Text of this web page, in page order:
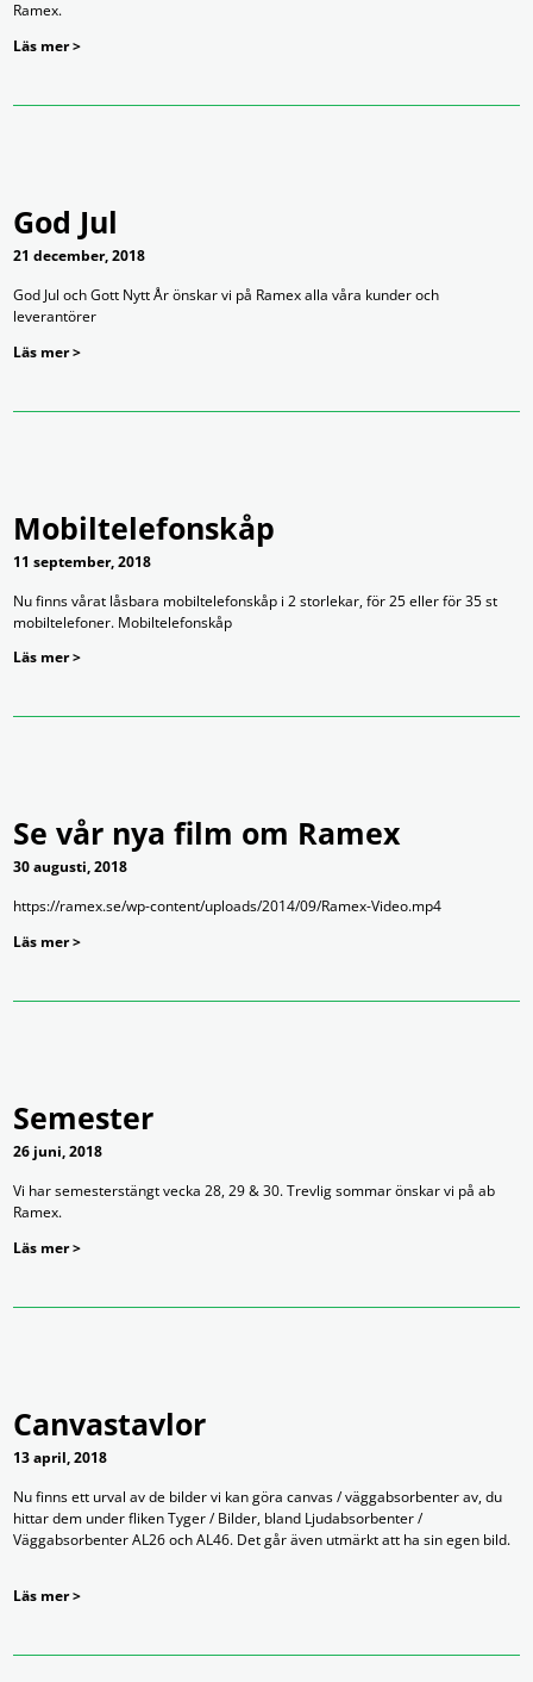
Ramex.
Läs mer >
God Jul
21 december, 2018
God Jul och Gott Nytt År önskar vi på Ramex alla våra kunder och
leverantörer
Läs mer >
Mobiltelefonskåp
11 september, 2018
Nu finns vårat låsbara mobiltelefonskåp i 2 storlekar, för 25 eller för 35 st
mobiltelefoner. Mobiltelefonskåp
Läs mer >
Se vår nya film om Ramex
30 augusti, 2018
https://ramex.se/wp-content/uploads/2014/09/Ramex-Video.mp4
Läs mer >
Semester
26 juni, 2018
Vi har semesterstängt vecka 28, 29 & 30. Trevlig sommar önskar vi på ab
Ramex.
Läs mer >
Canvastavlor
13 april, 2018
Nu finns ett urval av de bilder vi kan göra canvas / väggabsorbenter av, du
hittar dem under fliken Tyger / Bilder, bland Ljudabsorbenter /
Väggabsorbenter AL26 och AL46. Det går även utmärkt att ha sin egen bild.
Läs mer >